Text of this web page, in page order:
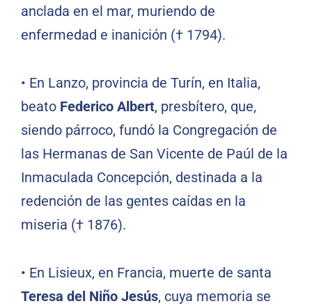
anclada en el mar, muriendo de
enfermedad e inanición († 1794).
• En Lanzo, provincia de Turín, en Italia,
beato Federico Albert, presbítero, que,
siendo párroco, fundó la Congregación de
las Hermanas de San Vicente de Paúl de la
Inmaculada Concepción, destinada a la
redención de las gentes caídas en la
miseria († 1876).
• En Lisieux, en Francia, muerte de santa
Teresa del Niño Jesús, cuya memoria se